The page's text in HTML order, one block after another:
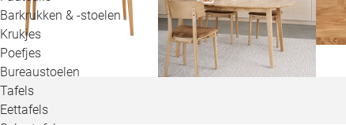
Barkrukken & -stoelen
Krukjes
Poefjes
Bureaustoelen
Tafels
Eettafels